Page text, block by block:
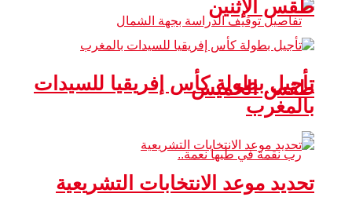
طقس الخميس
طقس الإثنين
تأجيل بطولة كأس إفريقيا للسيدات
بالمغرب
تحديد موعد الانتخابات التشريعية